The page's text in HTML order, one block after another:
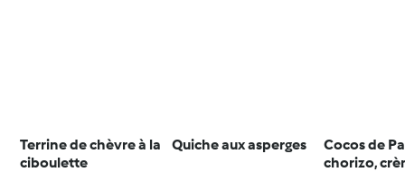
Terrine de chèvre à la
ciboulette
Quiche aux asperges
Cocos de
chorizo,